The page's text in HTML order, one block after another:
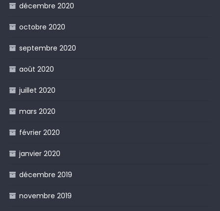
décembre 2020
octobre 2020
septembre 2020
août 2020
juillet 2020
mars 2020
février 2020
janvier 2020
décembre 2019
novembre 2019